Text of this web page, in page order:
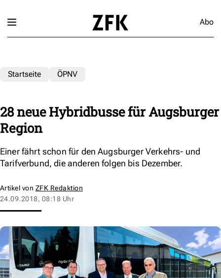
Abo
Startseite ÖPNV
28 neue Hybridbusse für Augsburger
Region
Einer fährt schon für den Augsburger Verkehrs- und
Tarifverbund, die anderen folgen bis Dezember.
Artikel von ZFK Redaktion
24.09.2018, 08:18 Uhr